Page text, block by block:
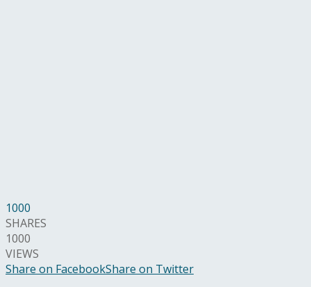
1000
SHARES
1000
VIEWS
Share on FacebookShare on Twitter